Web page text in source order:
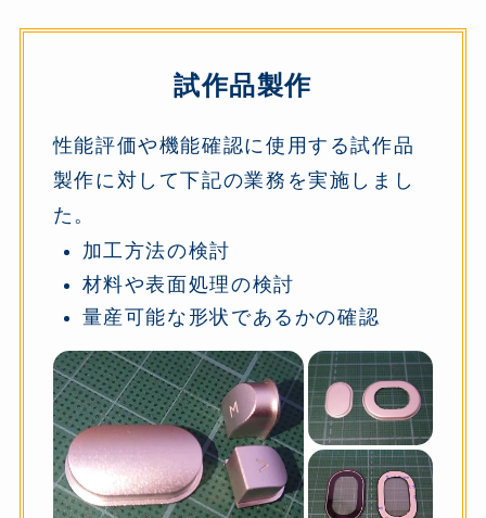
試作品製作
性能評価や機能確認に使用する試作品
製作に対して下記の業務を実施しまし
た。
加工方法の検討
材料や表面処理の検討
量産可能な形状であるかの確認